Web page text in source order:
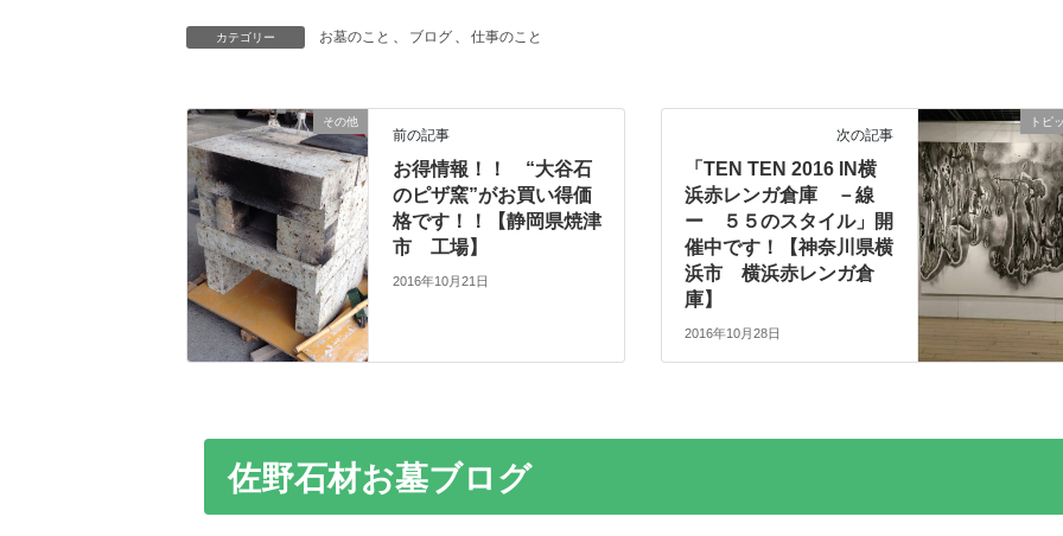
カテゴリー お墓のこと ブログ 仕事のこと
その他
前の記事
お得情報！！ “大谷石
のピザ窯”がお買い得価
格です！！【静岡県焼津
市 工場】
2016年10月21日
トピ
次の記事
「TEN TEN 2016 IN横
浜赤レンガ倉庫 －線
ー ５５のスタイル」開
催中です！【神奈川県横
浜市 横浜赤レンガ倉
庫】
2016年10月28日
佐野石材お墓ブログ